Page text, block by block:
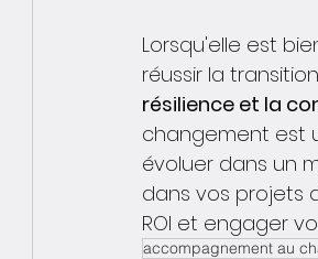
Lorsqu'elle est
réussir la
résilience et la
changement est
évoluer dans un
dans vos projets
ROI et engager
accompagnement au